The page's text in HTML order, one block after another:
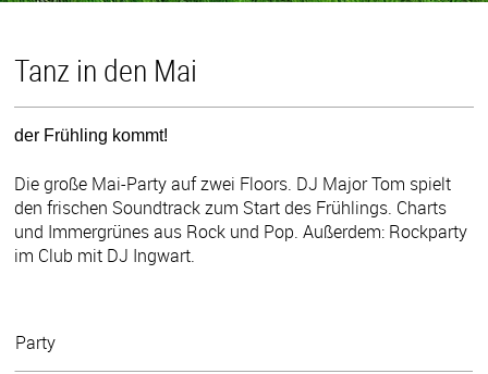
Tanz in den Mai
der Frühling kommt!
Die große Mai-Party auf zwei Floors. DJ Major Tom spielt
den frischen Soundtrack zum Start des Frühlings. Charts
und Immergrünes aus Rock und Pop. Außerdem: Rockparty
im Club mit DJ Ingwart.
Party